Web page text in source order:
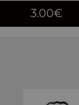
3.00€